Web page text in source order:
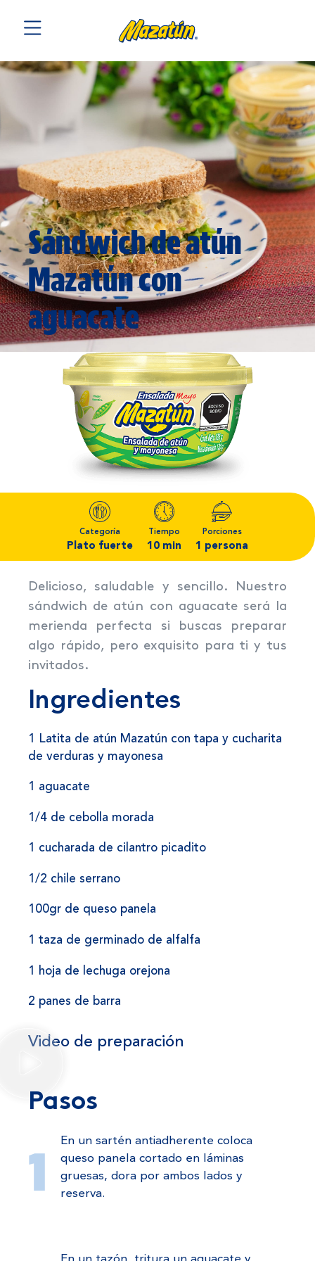
Sándwich de atún
Mazatún con
aguacate
Categoría
Plato fuerte
Tiempo
10 min
Porciones
1 persona
Delicioso, saludable y sencillo. Nuestro
sándwich de atún con aguacate será la
merienda perfecta si buscas preparar
algo rápido, pero exquisito para ti y tus
invitados.
Ingredientes
1 Latita de atún Mazatún con tapa y cucharita
de verduras y mayonesa
1 aguacate
1/4 de cebolla morada
1 cucharada de cilantro picadito
1/2 chile serrano
100gr de queso panela
1 taza de germinado de alfalfa
1 hoja de lechuga orejona
2 panes de barra
Video de preparación
Pasos
En un sartén antiadherente coloca
queso panela cortado en láminas
gruesas, dora por ambos lados y
reserva.